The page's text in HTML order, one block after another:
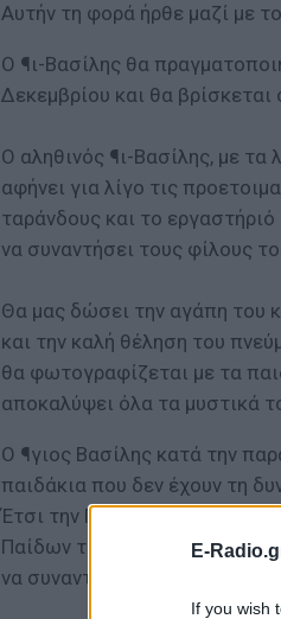
E-
If you wish
Αυτήν τη φορά ήρθε μαζί με
Ο ¶ι-Βασίλης θα
Δεκεμβρίου και θα
Ο αληθινός ¶ι-Βασίλης, με τα
αφήνει για λίγο τις
ταράνδους και το
να συναντήσει τους φίλους
Θα μας δώσει την αγάπη του
και την καλή θέληση του
θα φωτογραφίζεται με τα
αποκαλύψει όλα τα μυστικά
Ο ¶γιος Βασίλης κατά την
παιδάκια που δεν έχουν τη
Έτσι την Παρασκευή 4
Παίδων του Συλλόγου
να συναντήσει τους μικρούς